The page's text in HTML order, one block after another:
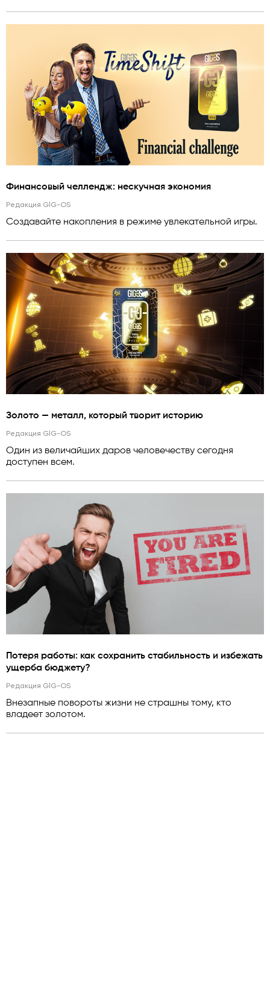
Финансовый челлендж: нескучная экономия
Редакция GlG-OS
Создавайте накопления в режиме увлекательной игры.
Золото — металл, который творит историю
Редакция GlG-OS
Один из величайших даров человечеству сегодня
доступен всем.
Потеря работы: как сохранить стабильность и избежать
ущерба бюджету?
Редакция GlG-OS
Внезапные повороты жизни не страшны тому, кто
владеет золотом.